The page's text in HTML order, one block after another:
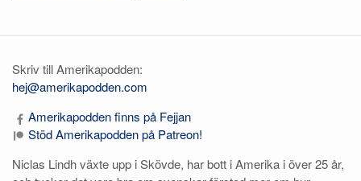
Skriv till Amerikapodden:
hej@amerikapodden.com
Amerikapodden finns på Fejjan
Stöd Amerikapodden på Patreon!
Niclas Lindh växte upp i Skövde, har bott i Amerika i över 25 år,